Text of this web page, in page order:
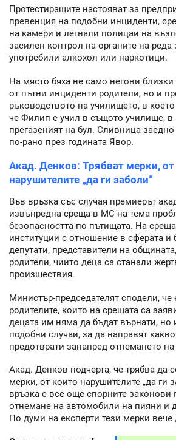
Протестиращите настояват за
превенция на подобни инциденти,
на камери и легнали полицаи на
засилен контрол на органите на реда
употребили алкохол или наркотици.
На място бяха не само негови близки
от пътни инциденти родители, но и
ръководството на училището, в
че Филип е учил в същото училище, в
прегазеният на бул. Сливница заедно
по-рано през годината Явор.
Акад. Денков: Трябват мерки, от
нарушителите „да ги заболи“
Във връзка със случая премиерът
извънредна среща в МС на тема
безопасността по пътищата. На
институции с отношение в сферата и
депутати, представители на
родители, чиито деца са станали
произшествия.
Министър-председателят сподели, че
родителите, които на срещата са
децата им няма да бъдат върнати, но
подобни случаи, за да направят
предотврати занапред отнемането
Акад. Денков подчерта, че трябва да
мерки, от които нарушителите „да ги
връзка с все още спорните законови
отнемане на автомобили на пияни и
По думи на експерти тези мерки вече